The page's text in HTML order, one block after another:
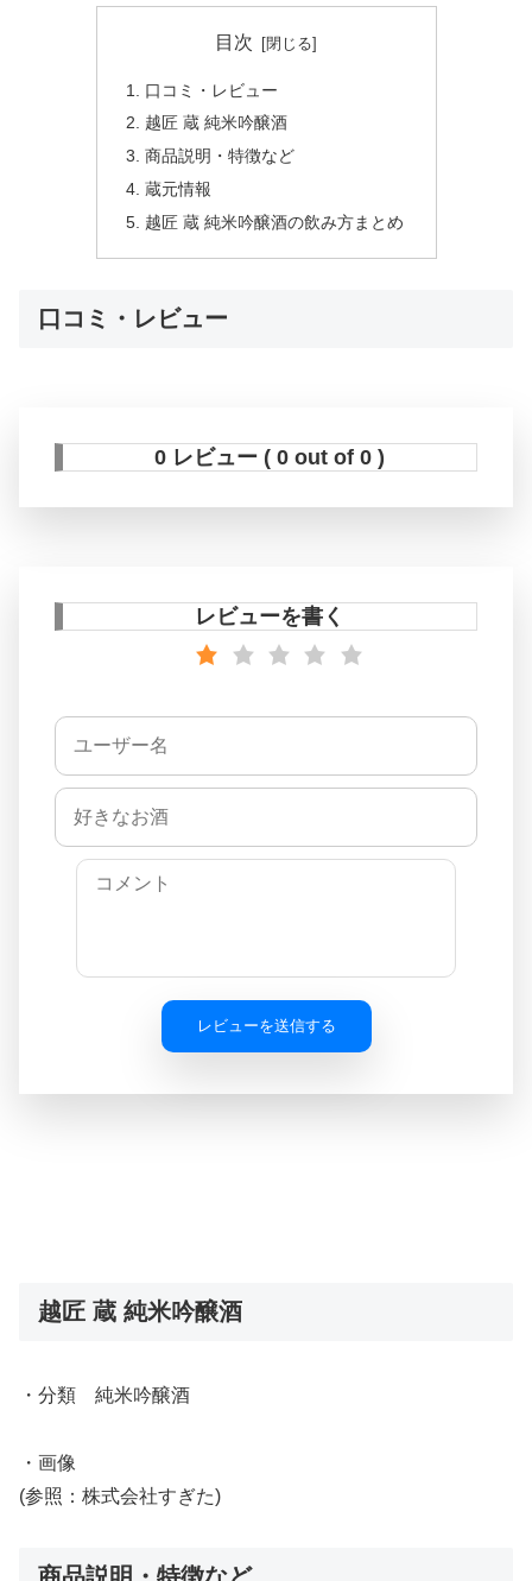
目次
口コミ・レビュー
越匠 蔵 純米吟醸酒
商品説明・特徴など
蔵元情報
越匠 蔵 純米吟醸酒の飲み方まとめ
口コミ・レビュー
0 レビュー ( 0 out of 0 )
レビューを書く
レビューを送信する
越匠 蔵 純米吟醸酒
・分類 純米吟醸酒
・画像
(参照：株式会社すぎた)